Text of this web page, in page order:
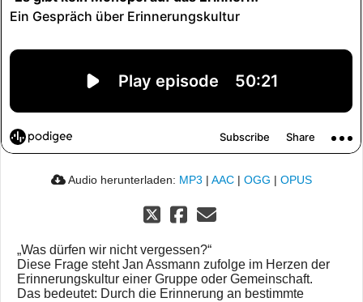
Audio herunterladen: MP3 | AAC | OGG | OPUS
„Was dürfen wir nicht vergessen?“
Diese Frage steht Jan Assmann zufolge im Herzen der
Erinnerungskultur einer Gruppe oder Gemeinschaft.
Das bedeutet: Durch die Erinnerung an bestimmte